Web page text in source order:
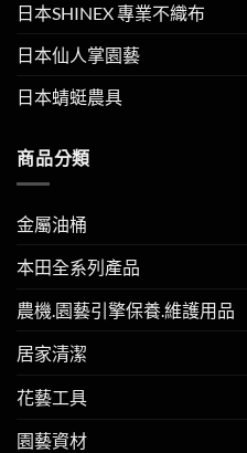
日本SHINEX 專業不織布
日本仙人掌園藝
日本蜻蜓農具
商品分類
金屬油桶
本田全系列產品
農機.園藝引擎保養.維護用品
居家清潔
花藝工具
園藝資材